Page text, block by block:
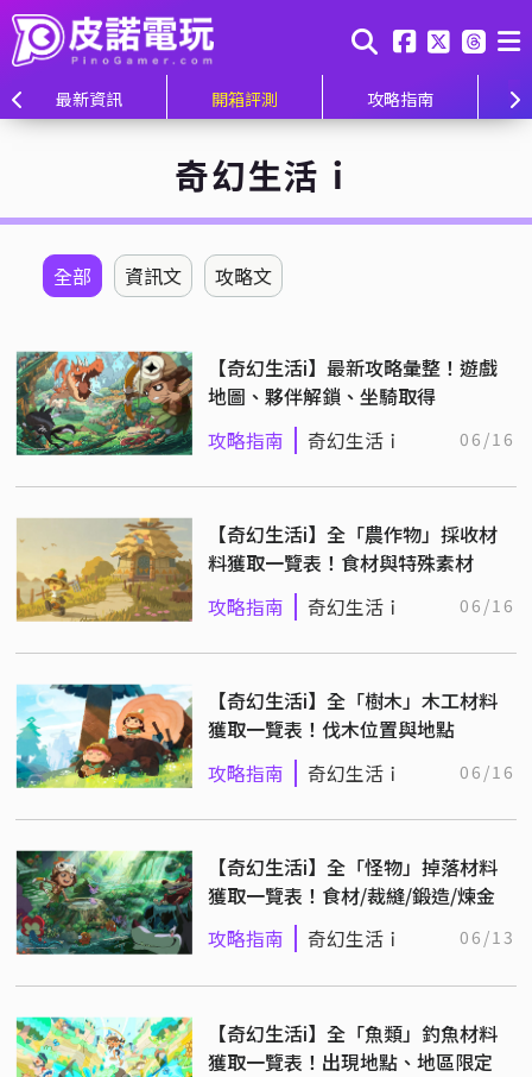
最新資訊 開箱評測 攻略指南
奇幻生活ｉ
全部 資訊文 攻略文
【奇幻生活i】最新攻略彙整！遊戲
地圖、夥伴解鎖、坐騎取得
攻略指南 奇幻生活ｉ 06/16
【奇幻生活i】全「農作物」採收材
料獲取一覽表！食材與特殊素材
攻略指南 奇幻生活ｉ 06/16
【奇幻生活i】全「樹木」木工材料
獲取一覽表！伐木位置與地點
攻略指南 奇幻生活ｉ 06/16
【奇幻生活i】全「怪物」掉落材料
獲取一覽表！食材/裁縫/鍛造/煉金
攻略指南 奇幻生活ｉ 06/13
【奇幻生活i】全「魚類」釣魚材料
獲取一覽表！出現地點、地區限定